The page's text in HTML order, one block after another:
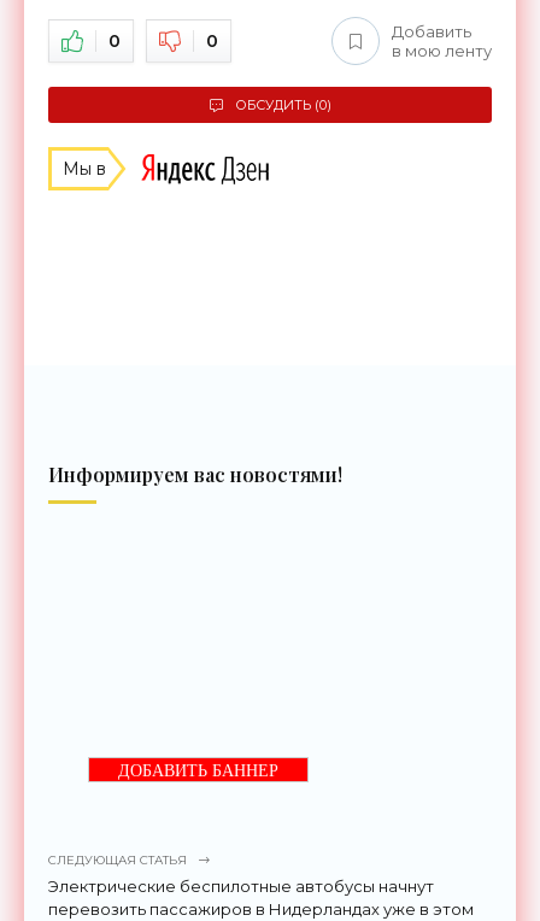
0 0
Добавить
в мою ленту
ОБСУДИТЬ (0)
Мы в
Информируем вас новостями!
ДОБАВИТЬ БАННЕР
СЛЕДУЮЩАЯ СТАТЬЯ
Электрические беспилотные автобусы начнут
перевозить пассажиров в Нидерландах уже в этом